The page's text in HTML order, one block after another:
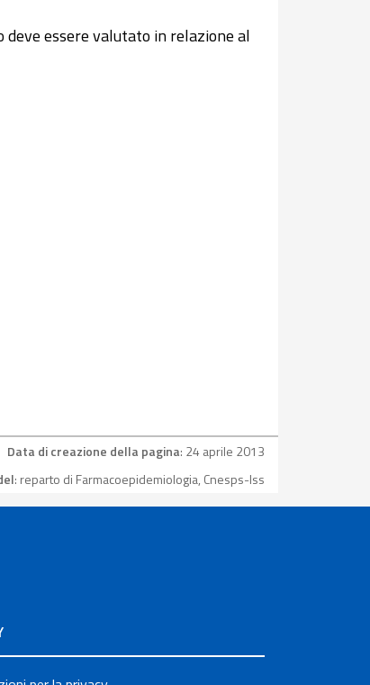
deve essere valutato in relazione al
Data di creazione della pagina: 24 aprile 2013
: reparto di Farmacoepidemiologia, Cnesps-Iss